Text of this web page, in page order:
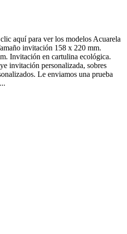
aquí para ver los modelos Acuarela
invitación 158 x 220 mm.
Invitación en cartulina ecológica.
invitación personalizada, sobres
Le enviamos una prueba